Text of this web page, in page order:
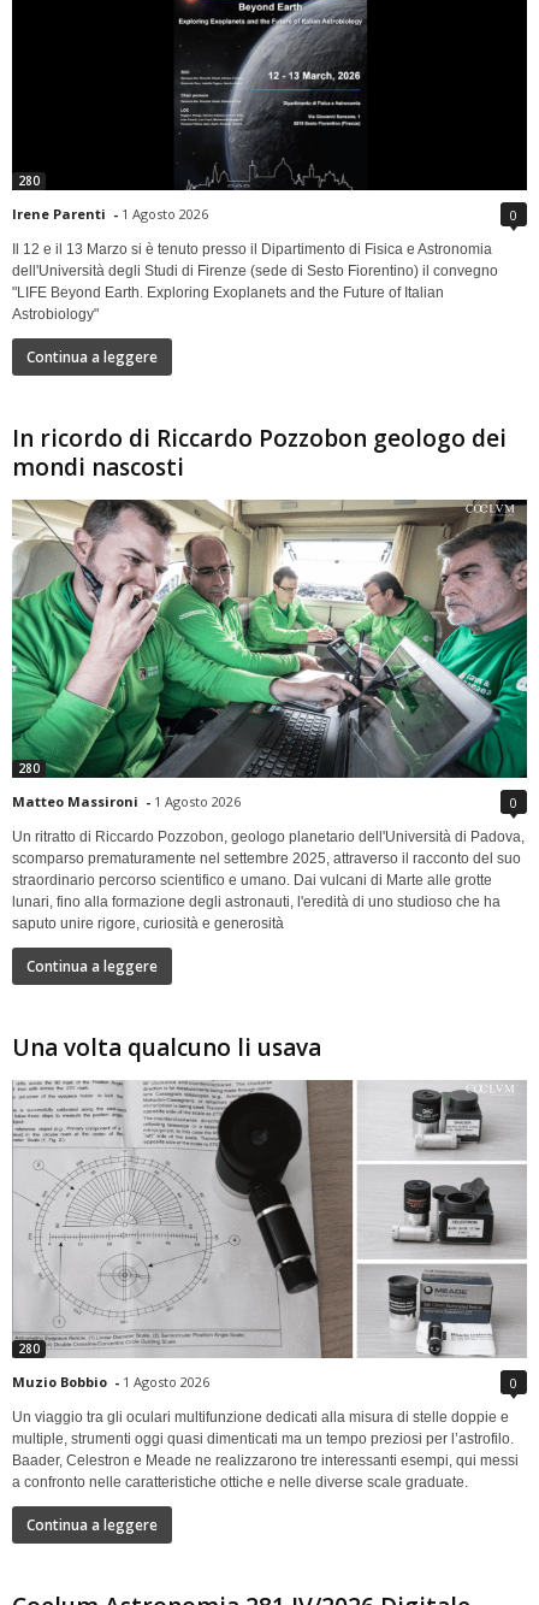
280
Irene Parenti - 1 Agosto 2026 0
Il 12 e il 13 Marzo si è tenuto presso il Dipartimento di Fisica e Astronomia
dell'Università degli Studi di Firenze (sede di Sesto Fiorentino) il convegno
"LIFE Beyond Earth. Exploring Exoplanets and the Future of Italian
Astrobiology"
Continua a leggere
In ricordo di Riccardo Pozzobon geologo dei
mondi nascosti
280
Matteo Massironi - 1 Agosto 2026 0
Un ritratto di Riccardo Pozzobon, geologo planetario dell'Università di Padova,
scomparso prematuramente nel settembre 2025, attraverso il racconto del suo
straordinario percorso scientifico e umano. Dai vulcani di Marte alle grotte
lunari, fino alla formazione degli astronauti, l'eredità di uno studioso che ha
saputo unire rigore, curiosità e generosità
Continua a leggere
Una volta qualcuno li usava
280
Muzio Bobbio - 1 Agosto 2026 0
Un viaggio tra gli oculari multifunzione dedicati alla misura di stelle doppie e
multiple, strumenti oggi quasi dimenticati ma un tempo preziosi per l’astrofilo.
Baader, Celestron e Meade ne realizzarono tre interessanti esempi, qui messi
a confronto nelle caratteristiche ottiche e nelle diverse scale graduate.
Continua a leggere